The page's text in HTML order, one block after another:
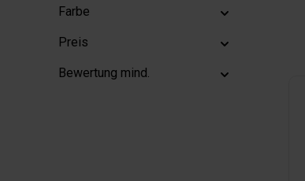
Farbe
Preis
Bewertung mind.